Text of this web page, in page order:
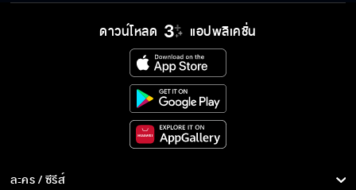
ดาวน์โหลด แอปพลิเคชั่น
ละคร / ซีรีส์